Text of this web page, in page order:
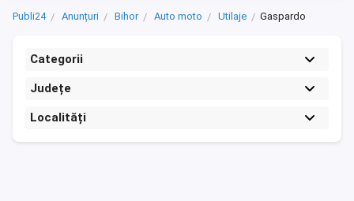
Publi24 Anunțuri Bihor Auto moto Utilaje Gaspardo
Categorii
Județe
Localități